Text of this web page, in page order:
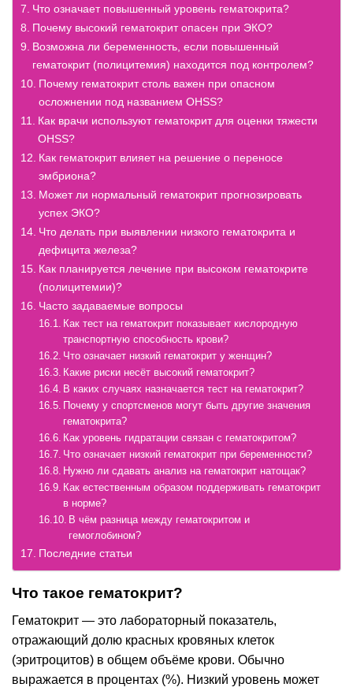
Что означает повышенный уровень гематокрита?
Почему высокий гематокрит опасен при ЭКО?
Возможна ли беременность, если повышенный
гематокрит (полицитемия) находится под контролем?
Почему гематокрит столь важен при опасном
осложнении под названием OHSS?
Как врачи используют гематокрит для оценки тяжести
OHSS?
Как гематокрит влияет на решение о переносе
эмбриона?
Может ли нормальный гематокрит прогнозировать
успех ЭКО?
Что делать при выявлении низкого гематокрита и
дефицита железа?
Как планируется лечение при высоком гематокрите
(полицитемии)?
Часто задаваемые вопросы
Как тест на гематокрит показывает кислородную
транспортную способность крови?
Что означает низкий гематокрит у женщин?
Какие риски несёт высокий гематокрит?
В каких случаях назначается тест на гематокрит?
Почему у спортсменов могут быть другие значения
гематокрита?
Как уровень гидратации связан с гематокритом?
Что означает низкий гематокрит при беременности?
Нужно ли сдавать анализ на гематокрит натощак?
Как естественным образом поддерживать гематокрит
в норме?
В чём разница между гематокритом и
гемоглобином?
Последние статьи
Что такое гематокрит?
Гематокрит — это лабораторный показатель,
отражающий долю красных кровяных клеток
(эритроцитов) в общем объёме крови. Обычно
выражается в процентах (%). Низкий уровень может